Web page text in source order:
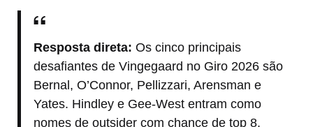
Resposta direta: Os cinco principais
desafiantes de Vingegaard no Giro 2026 são
Bernal, O’Connor, Pellizzari, Arensman e
Yates. Hindley e Gee-West entram como
nomes de outsider com chance de top 8.